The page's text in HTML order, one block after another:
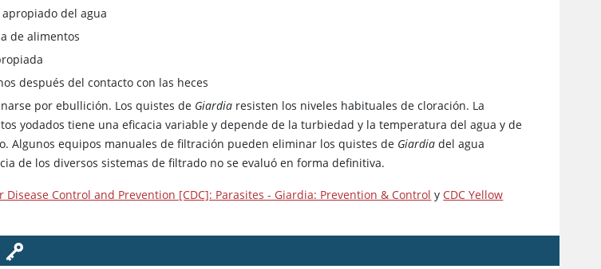
del agua
de alimentos
después del contacto con las heces
por ebullición. Los quistes de Giardia resisten los niveles habituales de cloración. La
yodados tiene una eficacia variable y depende de la turbiedad y la temperatura del agua y de
Algunos equipos manuales de filtración pueden eliminar los quistes de Giardia del agua
de los diversos sistemas de filtrado no se evaluó en forma definitiva.
Disease Control and Prevention [CDC]: Parasites - Giardia: Prevention & Control y CDC Yellow